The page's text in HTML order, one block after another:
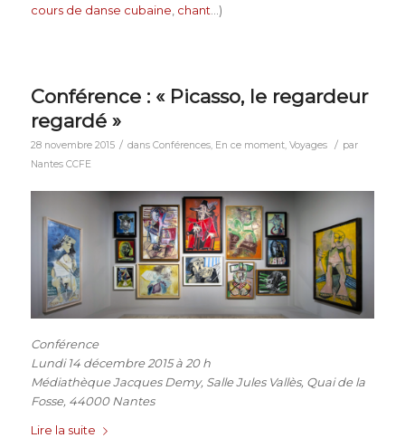
cours de danse cubaine chant …)
Conférence : « Picasso, le regardeur
regardé »
28 novembre 2015 / dans Conférences, En ce moment, Voyages / par
Nantes CCFE
Conférence
Lundi 14 décembre 2015 à 20 h
Médiathèque Jacques Demy, Salle Jules Vallès, Quai de la
Fosse, 44000 Nantes
Lire la suite